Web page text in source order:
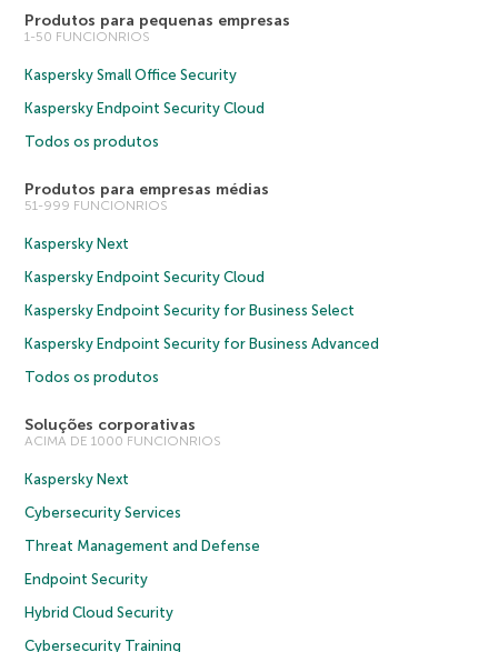
Produtos para pequenas empresas
1-50 FUNCIONRIOS
Kaspersky Small Office Security
Kaspersky Endpoint Security Cloud
Todos os produtos
Produtos para empresas médias
51-999 FUNCIONRIOS
Kaspersky Next
Kaspersky Endpoint Security Cloud
Kaspersky Endpoint Security for Business Select
Kaspersky Endpoint Security for Business Advanced
Todos os produtos
Soluções corporativas
ACIMA DE 1000 FUNCIONRIOS
Kaspersky Next
Cybersecurity Services
Threat Management and Defense
Endpoint Security
Hybrid Cloud Security
Cybersecurity Training